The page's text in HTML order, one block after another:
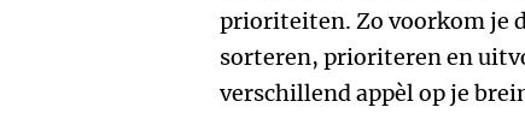
prioriteiten. Zo voorkom je
sorteren, prioriteren en
verschillend appèl op je